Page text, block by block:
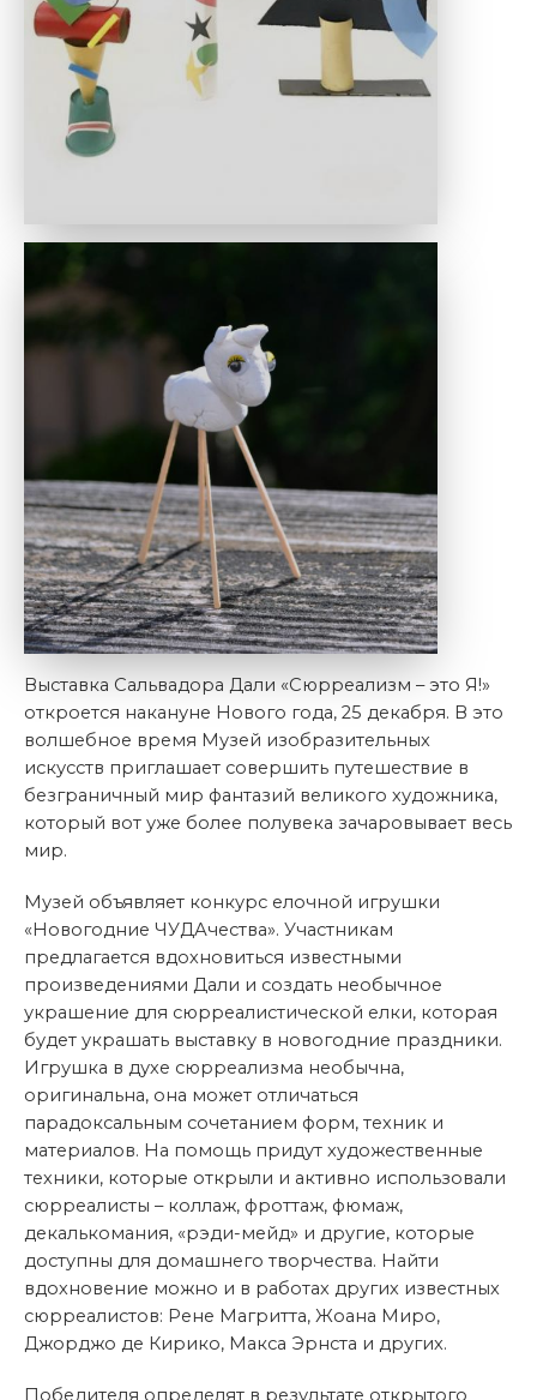
Выставка Сальвадора Дали «Сюрреализм – это Я!»
откроется накануне Нового года, 25 декабря. В это
волшебное время Музей изобразительных
искусств приглашает совершить путешествие в
безграничный мир фантазий великого художника,
который вот уже более полувека зачаровывает весь
мир.
Музей объявляет конкурс елочной игрушки
«Новогодние ЧУДАчества». Участникам
предлагается вдохновиться известными
произведениями Дали и создать необычное
украшение для сюрреалистической елки, которая
будет украшать выставку в новогодние праздники.
Игрушка в духе сюрреализма необычна,
оригинальна, она может отличаться
парадоксальным сочетанием форм, техник и
материалов. На помощь придут художественные
техники, которые открыли и активно использовали
сюрреалисты – коллаж, фроттаж, фюмаж,
декалькомания, «рэди-мейд» и другие, которые
доступны для домашнего творчества. Найти
вдохновение можно и в работах других известных
сюрреалистов: Рене Магритта, Жоана Миро,
Джорджо де Кирико, Макса Эрнста и других.
Победителя определят в результате открытого